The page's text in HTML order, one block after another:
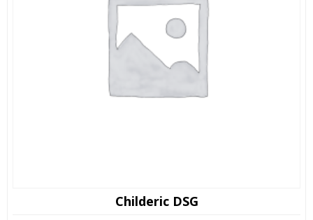
Childeric DSG